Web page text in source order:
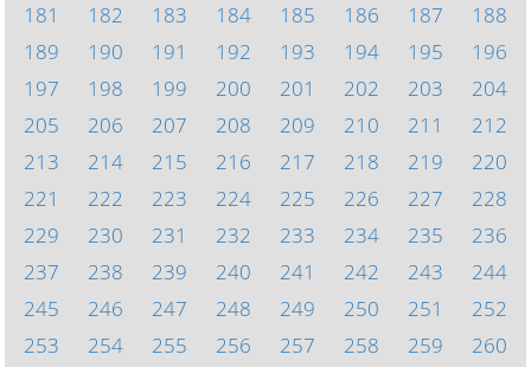
181
182 183 184 185 186 187
188
189
190 191 192 193 194 195
196
197
198 199 200 201 202 203
204
205
206 207 208 209 210 211
212
213
214 215 216 217 218 219
220
221
222 223 224 225 226 227
228
229
230 231 232 233 234 235
236
237
238 239 240 241 242 243
244
245
246 247 248 249 250 251
252
253
254 255 256 257 258 259
260